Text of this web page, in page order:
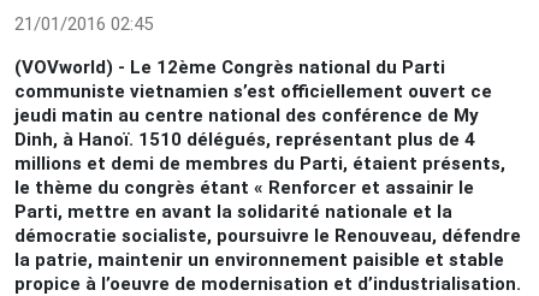
21/01/2016 02:45
(VOVworld) - Le 12ème Congrès national du Parti
communiste vietnamien s’est officiellement ouvert ce
jeudi matin au centre national des conférence de My
Dinh, à Hanoï. 1510 délégués, représentant plus de 4
millions et demi de membres du Parti, étaient présents,
le thème du congrès étant « Renforcer et assainir le
Parti, mettre en avant la solidarité nationale et la
démocratie socialiste, poursuivre le Renouveau, défendre
la patrie, maintenir un environnement paisible et stable
propice à l’oeuvre de modernisation et d’industrialisation.